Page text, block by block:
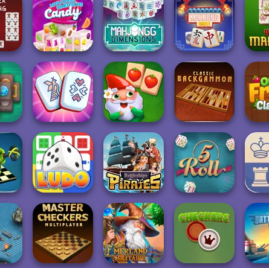
Mahjong
Dimensions: 470
second...
Mahjong FRVR Mahjong Time
Mahjongg
Dimensions
Candy: 640...
Mahjong
Dimensions: 640
second...
Mahjong Firefly
Mahjong Royal
Garden Tales
Mahjong
Backgammon Onet
Ludo Fever
Battleships
Pirates
5 Roll 2